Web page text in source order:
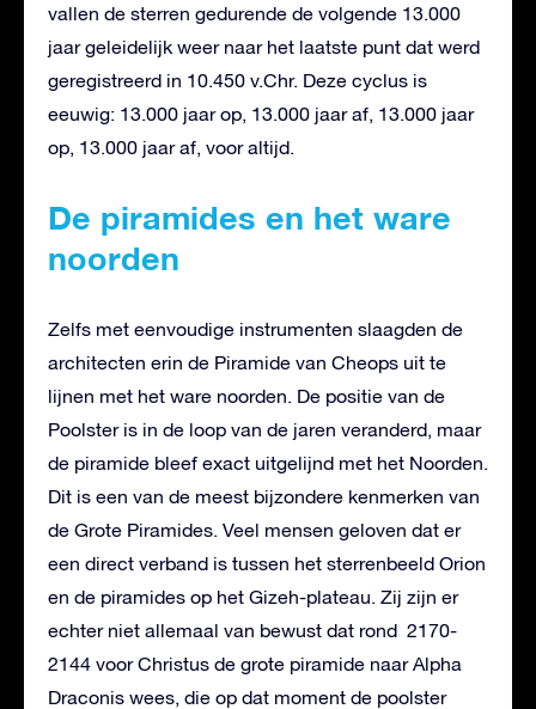
vallen de sterren gedurende de volgende 13.000
jaar geleidelijk weer naar het laatste punt dat werd
geregistreerd in 10.450 v.Chr. Deze cyclus is
eeuwig: 13.000 jaar op, 13.000 jaar af, 13.000 jaar
op, 13.000 jaar af, voor altijd.
De piramides en het ware
noorden
Zelfs met eenvoudige instrumenten slaagden de
architecten erin de Piramide van Cheops uit te
lijnen met het ware noorden. De positie van de
Poolster is in de loop van de jaren veranderd, maar
de piramide bleef exact uitgelijnd met het Noorden.
Dit is een van de meest bijzondere kenmerken van
de Grote Piramides. Veel mensen geloven dat er
een direct verband is tussen het sterrenbeeld Orion
en de piramides op het Gizeh-plateau. Zij zijn er
echter niet allemaal van bewust dat rond 2170-
2144 voor Christus de grote piramide naar Alpha
Draconis wees, die op dat moment de poolster